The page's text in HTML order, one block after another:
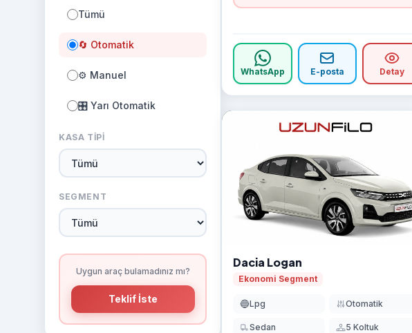
Tümü
🔄 Otomatik
⚙️ Manuel
🎛️ Yarı Otomatik
KASA TIPI
SEGMENT
Uygun araç bulamadınız mı?
Teklif İste
WhatsApp E-posta Detay
Dacia Logan
Ekonomi Segment
🔵Lpg Otomatik
Sedan 5 Koltuk